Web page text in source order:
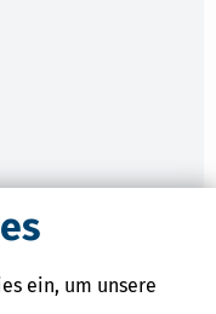
ein, um unsere